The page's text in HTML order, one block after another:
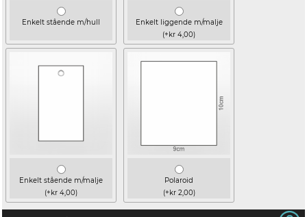
Enkelt stående m/hull
Enkelt liggende m/malje
(+kr 4,00)
Enkelt stående m/malje
(+kr 4,00)
Polaroid
(+kr 2,00)